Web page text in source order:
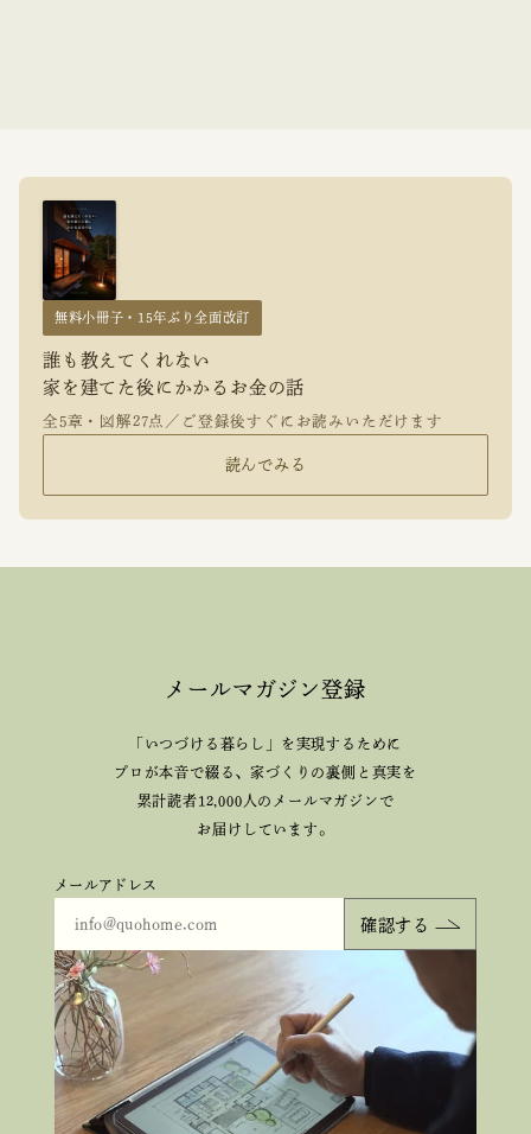
無料小冊子・15年ぶり全面改訂
誰も教えてくれない
家を建てた後にかかるお金の話
全5章・図解27点／ご登録後すぐにお読みいただけます
読んでみる
メールマガジン登録
「いつづける暮らし」を実現するために
プロが本音で綴る、家づくりの裏側と真実を
累計読者12,000人のメールマガジンで
お届けしています。
メールアドレス